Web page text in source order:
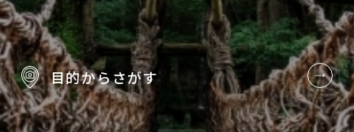
目的からさがす